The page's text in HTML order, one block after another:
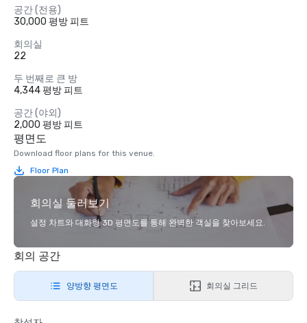
공간 (전용)
30,000 평방 피트
회의실
22
두 번째로 큰 방
4,344 평방 피트
공간 (야외)
2,000 평방 피트
평면도
Download floor plans for this venue.
Floor Plan
회의실 둘러보기
설정 차트와 대화형 3D 평면도를 통해 완벽한 객실을 찾아보세요.
회의 공간
양방향 평면도 회의실 그리드